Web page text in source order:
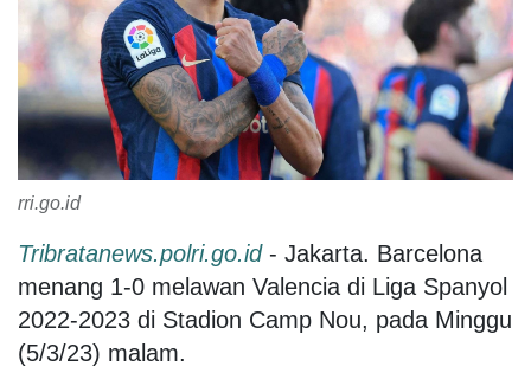
rri.go.id
Tribratanews.polri.go.id - Jakarta. Barcelona
menang 1-0 melawan Valencia di Liga Spanyol
2022-2023 di Stadion Camp Nou, pada Minggu
(5/3/23) malam.